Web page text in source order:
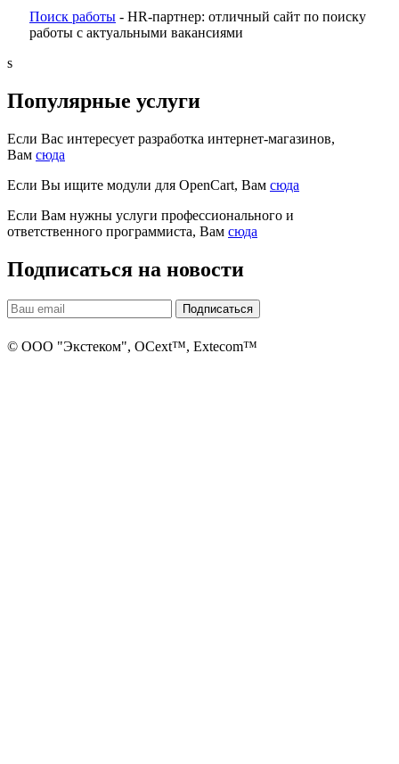
Поиск работы - HR-партнер: отличный сайт по поиску
работы с актуальными вакансиями
s
Популярные услуги
Если Вас интересует разработка интернет-магазинов,
Вам сюда
Если Вы ищите модули для OpenCart, Вам сюда
Если Вам нужны услуги профессионального и
ответственного программиста, Вам сюда
Подписаться на новости
© ООО "Экстеком", OCext™, Extecom™